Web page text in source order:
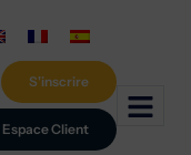
Espace Client
S'inscrire